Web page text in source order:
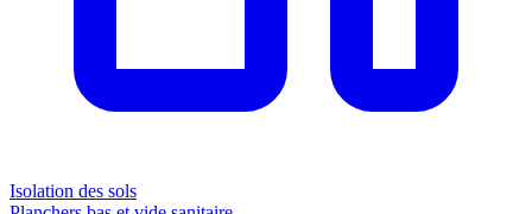
Isolation des sols